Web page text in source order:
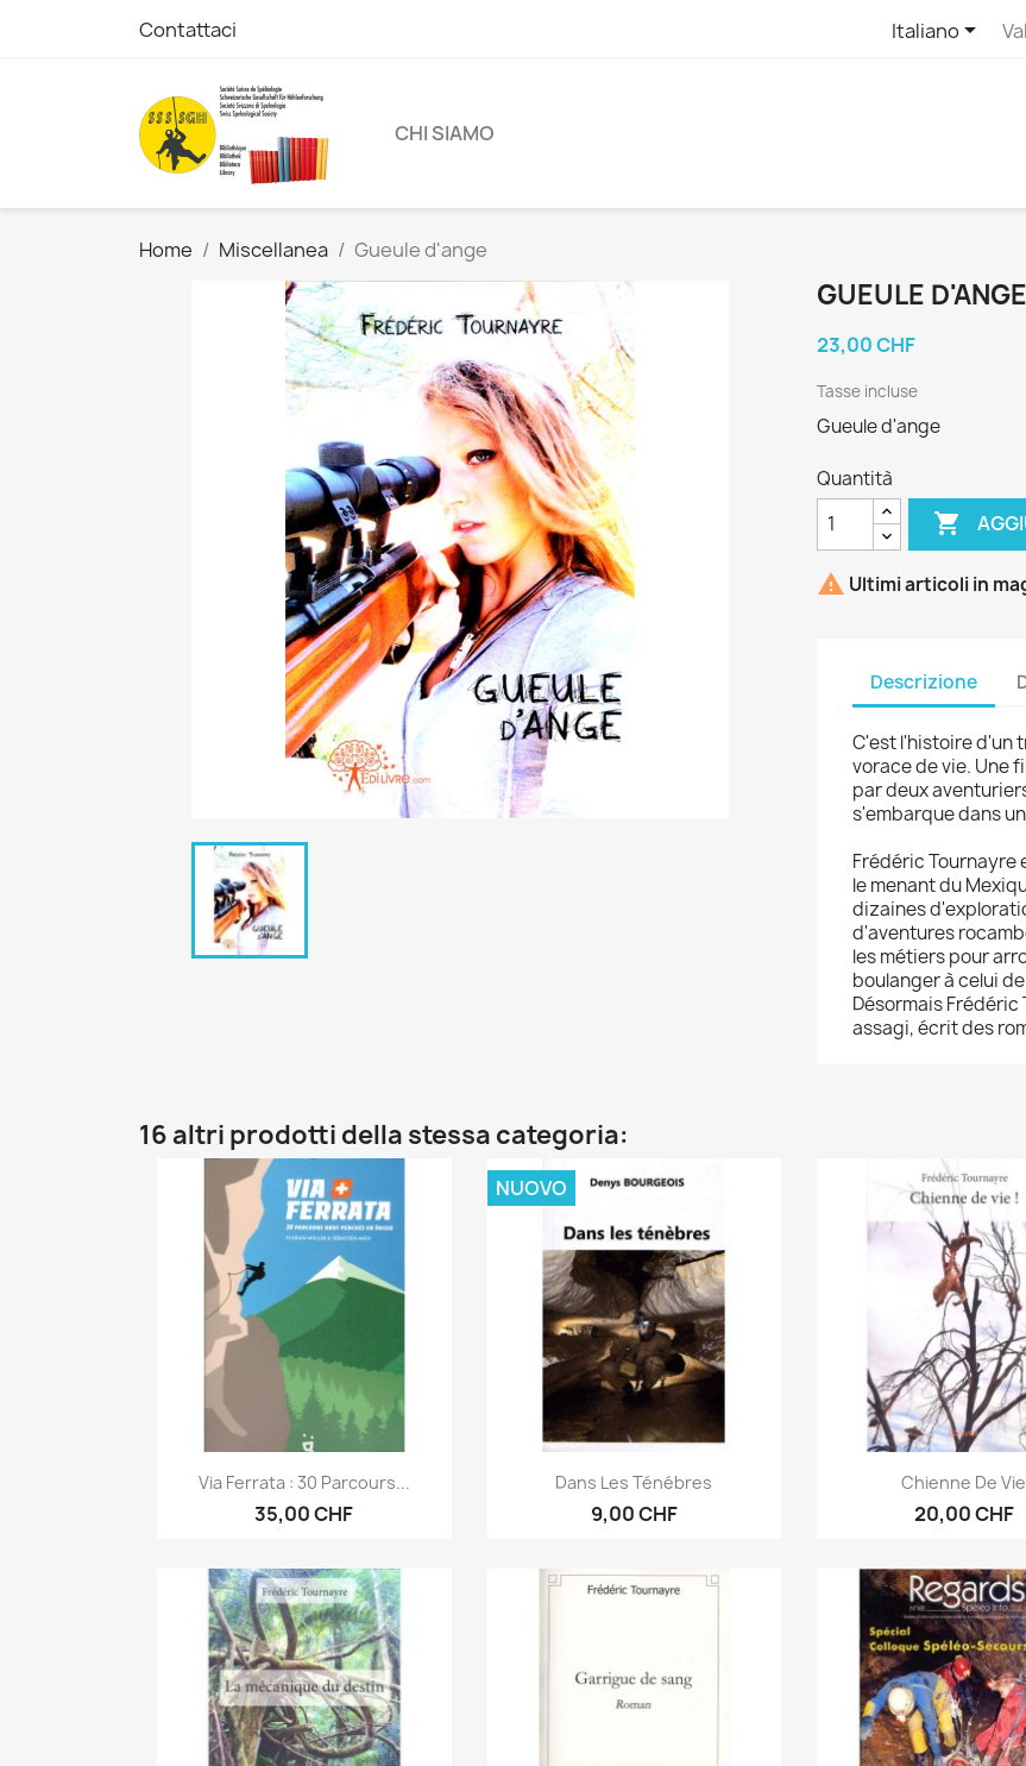
Contattaci Italiano
CHI SIAMO
Home Miscellanea Gueule d'ange
GUEULE D'ANGE
23,00 CHF
Tasse incluse
Gueule d'ange
Quantità

 Ultimi articoli in
Descrizione
C'est l'histoire d'un
vorace de vie. Une
par deux
s'embarque dans
Frédéric Tournayre
le menant du
dizaines
d'aventures
les métiers pour
boulanger à celui
Désormais
assagi, écrit des
16 altri prodotti della stessa categoria:
Anteprima
Via Ferrata : 30 Parcours...
35,00 CHF
 Anteprima
Dans Les Ténébres
9,00 CHF
NUOVO
Anteprima
Chienne De Vie
20,00 CHF